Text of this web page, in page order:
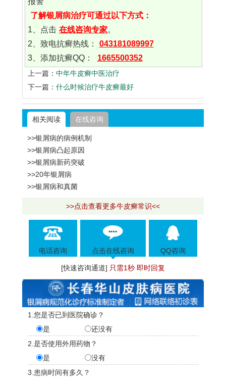
了解银屑病治疗可通过以下方式：
1、点击 在线咨询专家。
2、致电抗癣热线：
043181089997
3、添加抗癣QQ：
1665500352
上一篇： 中年牛皮癣中医治疗
下一篇： 什么时候治疗牛皮癣最好
相关阅读 在线咨询
>>银屑病的病例机制
>>银屑病凸起原因
>>银屑病新药突破
>>20年银屑病
>>银屑病和真菌
>>点击查看更多牛皮癣常识<<
电话咨询 点击在线咨询 QQ咨询
[快速咨询通道] 只需1秒 即时回复
1.您是否已到医院确诊？
是
还没有
2.是否使用外用药物？
是
没有
3.患病时间有多久？